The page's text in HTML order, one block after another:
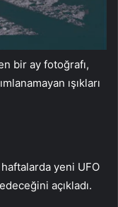
bir ay fotoğrafı,
ışıkları
yeni UFO
açıkladı.